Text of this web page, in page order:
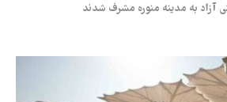
آزاد به مدینه منوره مشرف شدند